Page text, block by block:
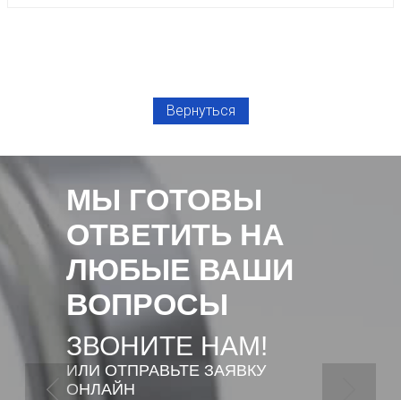
Вернуться
МЫ ГОТОВЫ
ОТВЕТИТЬ НА
ЛЮБЫЕ ВАШИ
ВОПРОСЫ
ЗВОНИТЕ НАМ!
ИЛИ ОТПРАВЬТЕ ЗАЯВКУ
ОНЛАЙН